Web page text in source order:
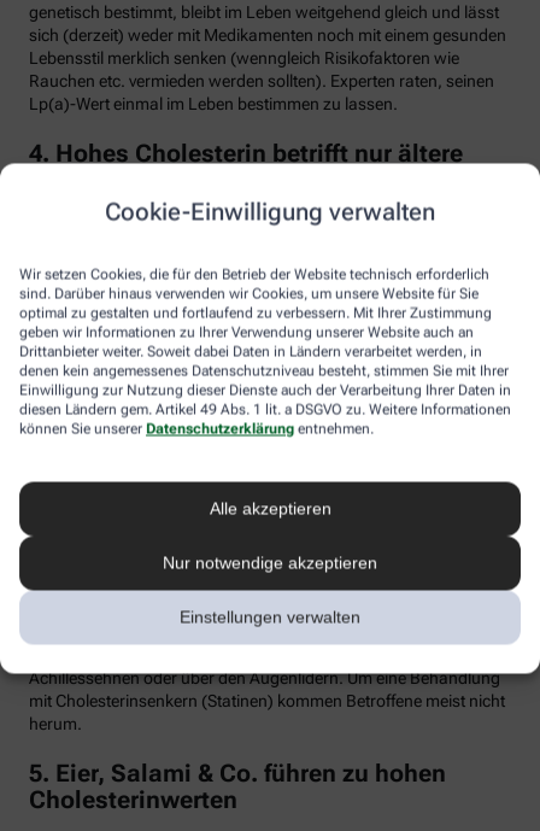
Cookie-Einwilligung verwalten
Wir setzen Cookies, die für den Betrieb der Website technisch erforderlich
sind. Darüber hinaus verwenden wir Cookies, um unsere Website für Sie
optimal zu gestalten und fortlaufend zu verbessern. Mit Ihrer Zustimmung
geben wir Informationen zu Ihrer Verwendung unserer Website auch an
Drittanbieter weiter. Soweit dabei Daten in Ländern verarbeitet werden, in
denen kein angemessenes Datenschutzniveau besteht, stimmen Sie mit Ihrer
Einwilligung zur Nutzung dieser Dienste auch der Verarbeitung Ihrer Daten in
diesen Ländern gem. Artikel 49 Abs. 1 lit. a DSGVO zu. Weitere Informationen
können Sie unserer Datenschutzerklärung entnehmen.
Alle akzeptieren
Nur notwendige akzeptieren
Einstellungen verwalten
genetisch bestimmt, bleibt im Leben weitgehend gleich und lässt
sich (derzeit) weder mit Medikamenten noch mit einem gesunden
Lebensstil merklich senken (wenngleich Risikofaktoren wie
Rauchen etc. vermieden werden sollten). Experten raten, seinen
Lp(a)-Wert einmal im Leben bestimmen zu lassen.
4. Hohes Cholesterin betrifft nur ältere
Falsch. Zwar steigt das Risiko für erhöhte Cholesterinwerte mit
Hypercholesterinämie (FH) haben jedoch schon von Geburt an
erhöhte Blutfettwerte. Bei der erblich bedingten
Stoffwechselerkrankung sammelt sich durch einen Gendefekt
sehr viel LDL-Cholesterin im Blut an (über 190 bis 500 mg/dl) und
lagert sich an den Wänden der Arterien und Venen ab. Betroffene
entwickeln oft schon im jungen Erwachsenenalter eine
Arteriosklerose.
bis zur Menopause durch Hormone besser geschützt, bei ihnen
sind es rund 30 Prozent bis zum Alter von 60 Jahren. Die familiäre
Hypercholesterinämie kommt bei etwa einer von 300 Personen
vor. Sind in der Familie Fälle von frühen Herzinfarkten, Stents oder
Bypass-Operationen bekannt, sollte man sein Cholesterin
dringend überprüfen lassen. Anzeichen können auch gelbliche
Achillessehnen oder über den Augenlidern. Um eine Behandlung
mit Cholesterinsenkern (Statinen) kommen Betroffene meist nicht
herum.
5. Eier, Salami & Co. führen zu hohen
Cholesterinwerten